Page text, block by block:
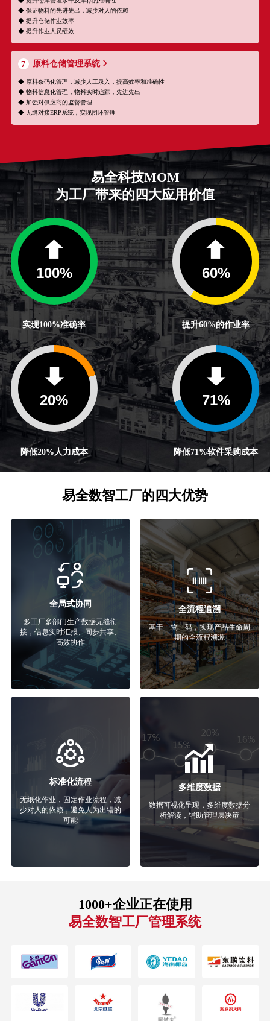
◆ 保证物料的先进先出，减少对人的依赖
◆ 提升仓储作业效率
◆ 提升作业人员绩效
7 原料仓储管理系统
◆ 原料条码化管理，减少人工录入，提高效率和准确性
◆ 物料信息化管理，物料实时追踪，先进先出
◆ 加强对供应商的监督管理
◆ 无缝对接ERP系统，实现闭环管理
易全科技MOM
为工厂带来的四大应用价值
100%
实现100%准确率
60%
提升60%的作业率
20%
降低20%人力成本
71%
降低71%软件采购成本
易全数智工厂的四大优势
全局式协同
多工厂多部门生产数据无缝衔
接，信息实时汇报、同步共享、
高效协作
全流程追溯
基于一物一码，实现产品生命周
期的全流程溯源
标准化流程
无纸化作业，固定作业流程，减
少对人的依赖，避免人为出错的
可能
多维度数据
数据可视化呈现，多维度数据分
析解读，辅助管理层决策
1000+企业正在使用
易全数智工厂管理系统